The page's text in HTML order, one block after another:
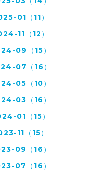
01（11）
11（12）
09（15）
07（16）
05（10）
03（16）
01（15）
11（15）
09（16）
07（16）